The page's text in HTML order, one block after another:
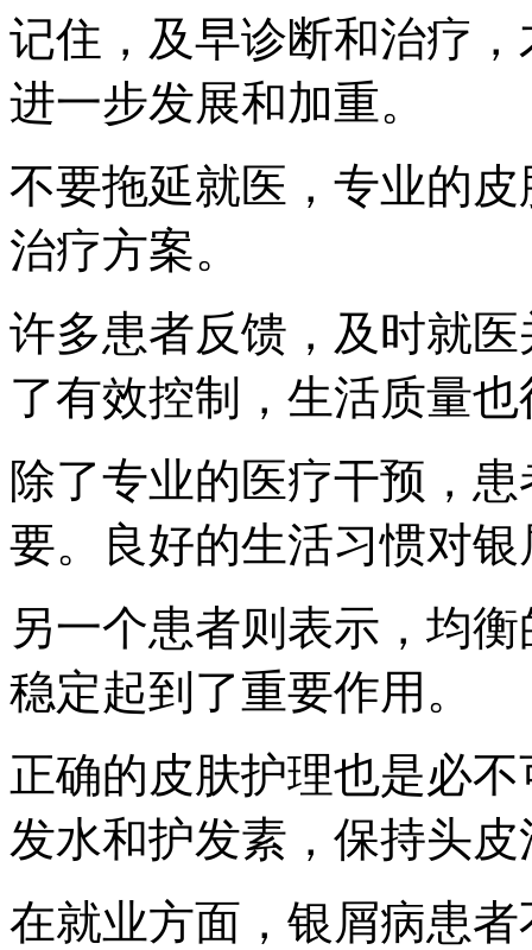
记住，及早诊断和治疗
进一步发展和加重。
不要拖延就医，专业的
治疗方案。
许多患者反馈，及时就
了有效控制，生活质量
除了专业的医疗干预，
要。良好的生活习惯对
另一个患者则表示，均
稳定起到了重要作用。
正确的皮肤护理也是必
发水和护发素，保持头
在就业方面，银屑病患